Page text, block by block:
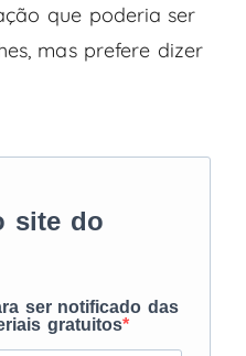
que poderia ser
mas prefere dizer
site do
ser notificado das
gratuitos